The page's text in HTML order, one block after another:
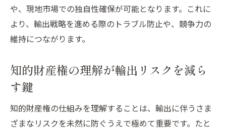
や、現地市場での独自性確保が可能となります。これに
より、輸出戦略を進める際のトラブル防止や、競争力の
維持につながります。
知的財産権の理解が輸出リスクを減ら
す鍵
知的財産権の仕組みを理解することは、輸出に伴うさま
ざまなリスクを未然に防ぐうえで極めて重要です。たと